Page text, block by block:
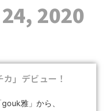
24, 2020
」デビュー！
雅」から、